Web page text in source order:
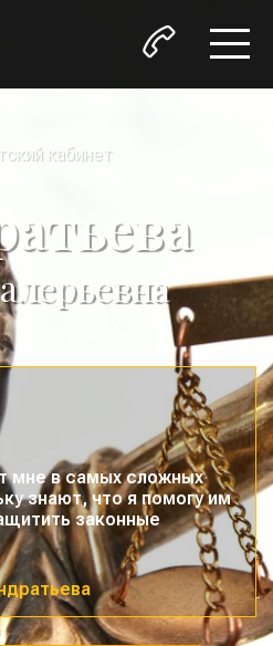
кабинет
мне в самых сложных
знают, что я помогу им
законные